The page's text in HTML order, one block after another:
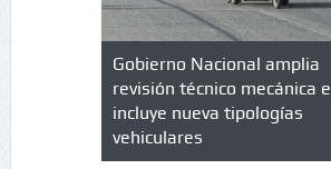
de
en
Gobierno Nacional amplia
revisión técnico mecánica e
incluye nueva tipologías
vehiculares